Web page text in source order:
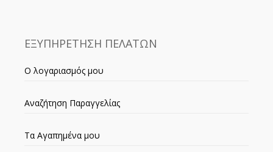
ΕΞΥΠΗΡΕΤΗΣΗ ΠΕΛΑΤΩΝ
Ο λογαριασμός μου
Αναζήτηση Παραγγελίας
Τα Αγαπημένα μου